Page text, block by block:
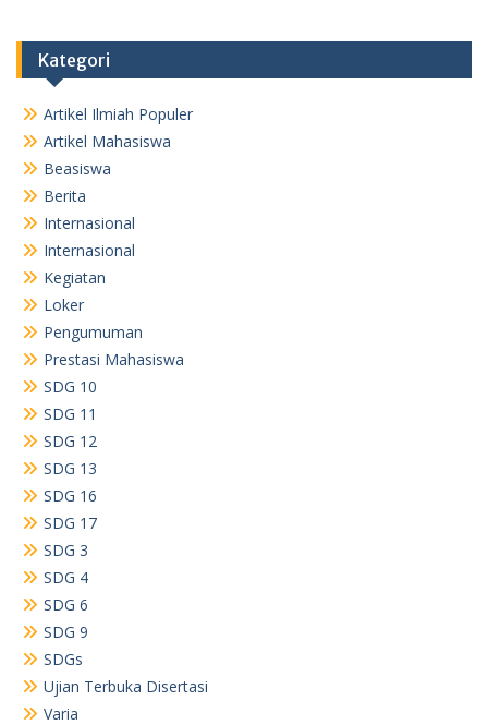
Kategori
Artikel Ilmiah Populer
Artikel Mahasiswa
Beasiswa
Berita
Internasional
Internasional
Kegiatan
Loker
Pengumuman
Prestasi Mahasiswa
SDG 10
SDG 11
SDG 12
SDG 13
SDG 16
SDG 17
SDG 3
SDG 4
SDG 6
SDG 9
SDGs
Ujian Terbuka Disertasi
Varia